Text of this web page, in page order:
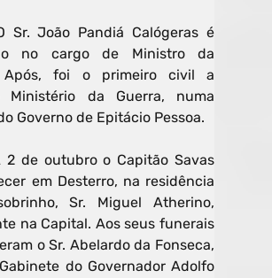
Sr. João Pandiá Calógeras é
no cargo de Ministro da
Após, foi o primeiro civil a
Ministério da Guerra, numa
Governo de Epitácio Pessoa.
2 de outubro o Capitão Savas
em Desterro, na residência
Sr. Miguel Atherino,
na Capital. Aos seus funerais
o Sr. Abelardo da Fonseca,
do Governador Adolfo